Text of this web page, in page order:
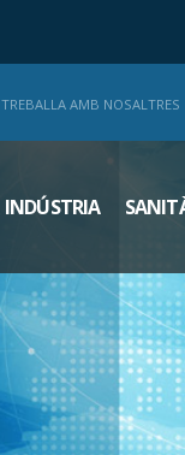
TREBALLA AMB NOSALTRES
INDÚSTRIA